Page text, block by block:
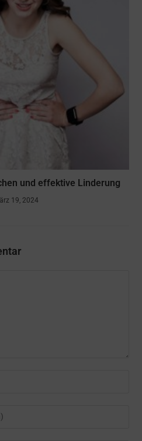
und effektive Linderung
19, 2024